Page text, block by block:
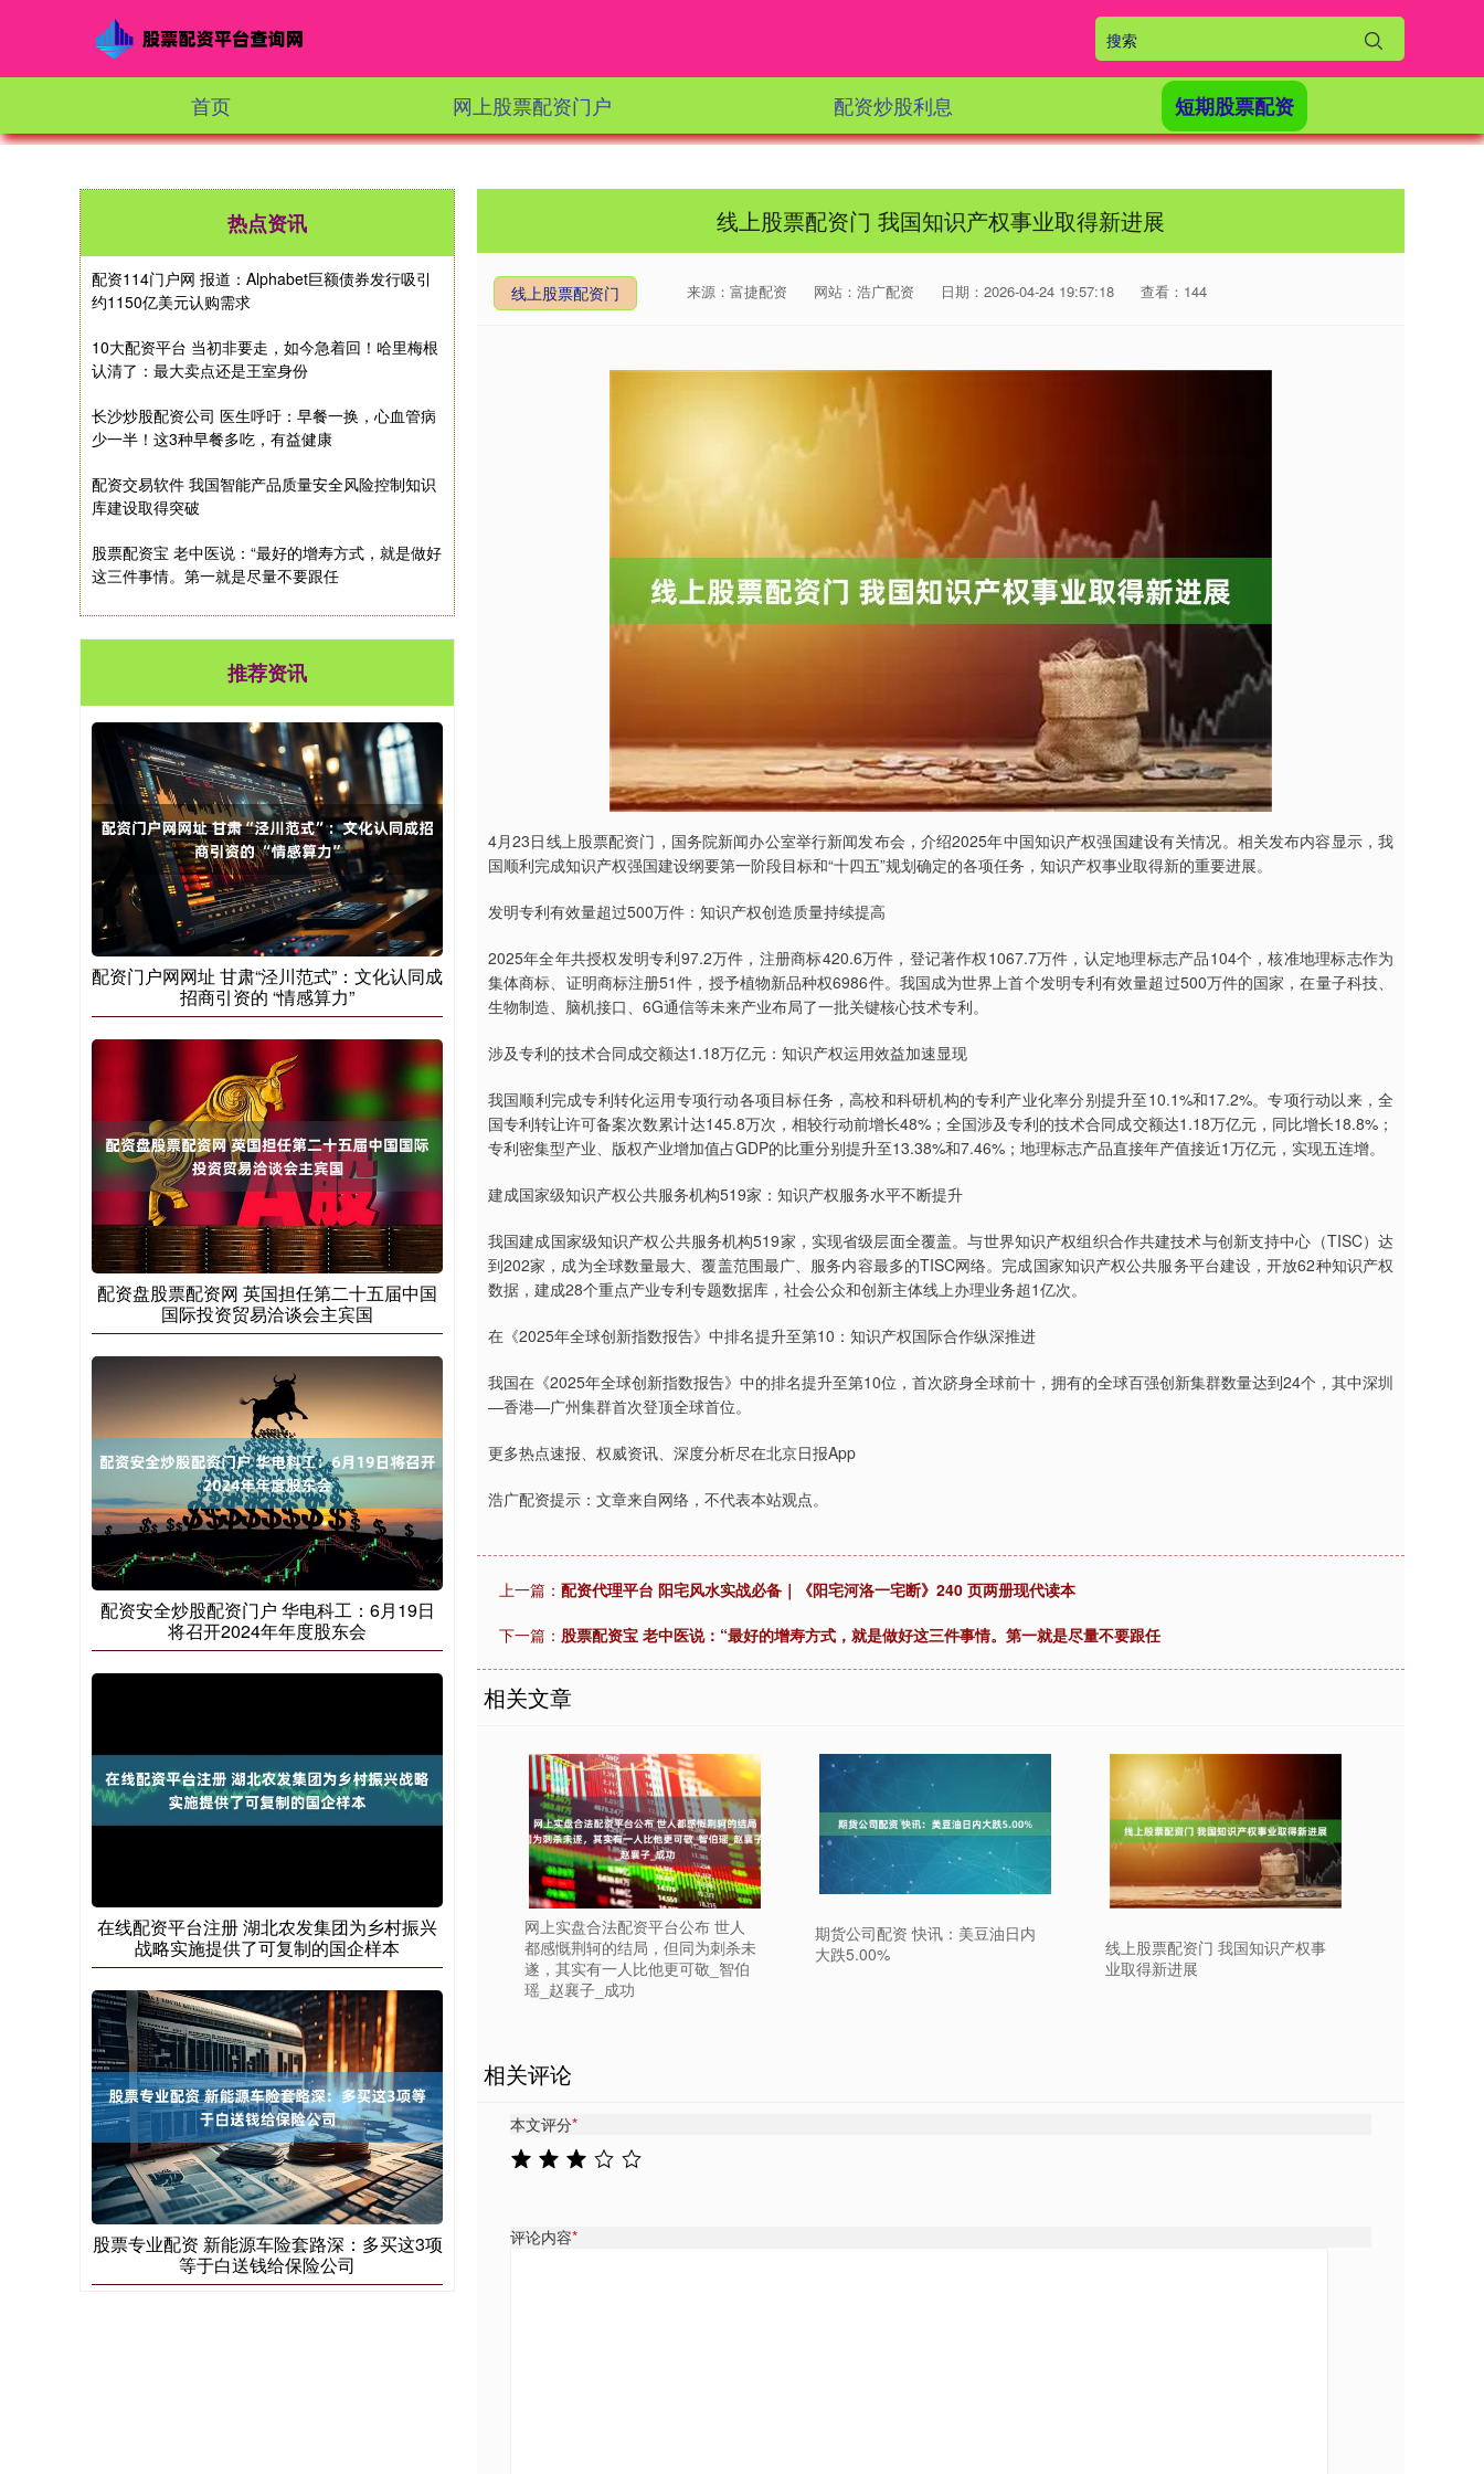
首页 网上股票配资门户 配资炒股利息 短期股票配资
线上股票配资门 我国知识产权事业取得新进展
线上股票配资门 来源：富捷配资 网站：浩广配资 日期：2026-04-24 19:57:18 查看：144
4月23日线上股票配资门，国务院新闻办公室举行新闻发布会，介绍2025年中国知识产权强国建设有关情况。相关发布内容显示，我
国顺利完成知识产权强国建设纲要第一阶段目标和“十四五”规划确定的各项任务，知识产权事业取得新的重要进展。
发明专利有效量超过500万件：知识产权创造质量持续提高
2025年全年共授权发明专利97.2万件，注册商标420.6万件，登记著作权1067.7万件，认定地理标志产品104个，核准地理标志作为
集体商标、证明商标注册51件，授予植物新品种权6986件。我国成为世界上首个发明专利有效量超过500万件的国家，在量子科技、
生物制造、脑机接口、6G通信等未来产业布局了一批关键核心技术专利。
涉及专利的技术合同成交额达1.18万亿元：知识产权运用效益加速显现
我国顺利完成专利转化运用专项行动各项目标任务，高校和科研机构的专利产业化率分别提升至10.1%和17.2%。专项行动以来，全
国专利转让许可备案次数累计达145.8万次，相较行动前增长48%；全国涉及专利的技术合同成交额达1.18万亿元，同比增长18.8%；
专利密集型产业、版权产业增加值占GDP的比重分别提升至13.38%和7.46%；地理标志产品直接年产值接近1万亿元，实现五连增。
建成国家级知识产权公共服务机构519家：知识产权服务水平不断提升
我国建成国家级知识产权公共服务机构519家，实现省级层面全覆盖。与世界知识产权组织合作共建技术与创新支持中心（TISC）达
到202家，成为全球数量最大、覆盖范围最广、服务内容最多的TISC网络。完成国家知识产权公共服务平台建设，开放62种知识产权
数据，建成28个重点产业专利专题数据库，社会公众和创新主体线上办理业务超1亿次。
在《2025年全球创新指数报告》中排名提升至第10：知识产权国际合作纵深推进
我国在《2025年全球创新指数报告》中的排名提升至第10位，首次跻身全球前十，拥有的全球百强创新集群数量达到24个，其中深圳
—香港—广州集群首次登顶全球首位。
更多热点速报、权威资讯、深度分析尽在北京日报App
浩广配资提示：文章来自网络，不代表本站观点。
上一篇： 配资代理平台 阳宅风水实战必备｜《阳宅河洛一宅断》240 页两册现代读本
下一篇： 股票配资宝 老中医说：“最好的增寿方式，就是做好这三件事情。第一就是尽量不要跟任
相关文章
网上实盘合法配资平台公布 世人
都感慨荆轲的结局，但同为刺杀未
遂，其实有一人比他更可敬_智伯
瑶_赵襄子_成功
期货公司配资 快讯：美豆油日内
大跌5.00%
线上股票配资门 我国知识产权事
业取得新进展
相关评论
本文评分*
评论内容*
热点资讯
配资114门户网 报道：Alphabet巨额债券发行吸引
约1150亿美元认购需求
10大配资平台 当初非要走，如今急着回！哈里梅根
认清了：最大卖点还是王室身份
长沙炒股配资公司 医生呼吁：早餐一换，心血管病
少一半！这3种早餐多吃，有益健康
配资交易软件 我国智能产品质量安全风险控制知识
库建设取得突破
股票配资宝 老中医说：“最好的增寿方式，就是做好
这三件事情。第一就是尽量不要跟任
推荐资讯
配资门户网网址 甘肃“泾川范式”：文化认同成
招商引资的 “情感算力”
配资盘股票配资网 英国担任第二十五届中国
国际投资贸易洽谈会主宾国
配资安全炒股配资门户 华电科工：6月19日
将召开2024年年度股东会
在线配资平台注册 湖北农发集团为乡村振兴
战略实施提供了可复制的国企样本
股票专业配资 新能源车险套路深：多买这3项
等于白送钱给保险公司